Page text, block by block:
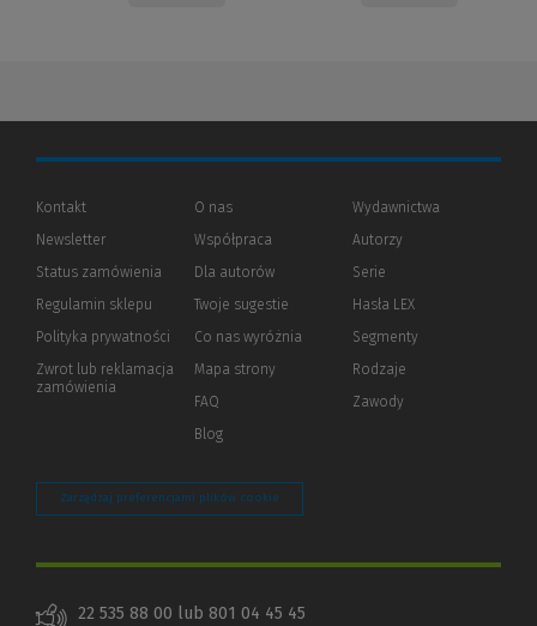
Kontakt
Newsletter
Status zamówienia
Regulamin sklepu
Polityka prywatności (Nowe
(Link
innej
Zwrot lub reklamacja
zamówienia
O nas
Współpraca
Dla autorów(Nowe
(Link
innej
Twoje sugestie
Co nas wyróżnia
Mapa strony
FAQ
Blog
Wydawnictwa
Autorzy
Serie
Hasła LEX
Segmenty
Rodzaje
Zawody
Zarządzaj preferencjami plików cookie
22 535 88 00 lub 801 04 45 45